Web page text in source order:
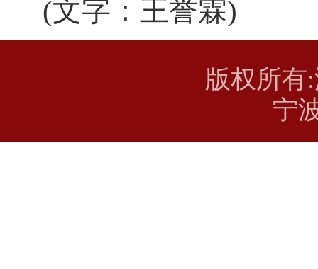
(文字：王誉霖)
版权所有
宁